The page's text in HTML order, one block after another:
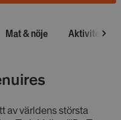
Mat & nöje Aktiviteter
av världens största